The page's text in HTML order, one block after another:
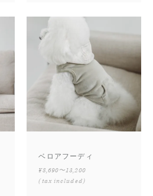
ベロアフーディ
¥8,690〜13,200
(tax included)